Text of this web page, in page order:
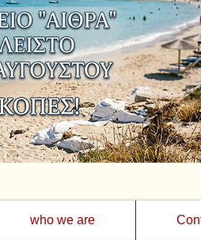
who we are